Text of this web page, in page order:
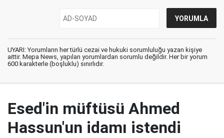
UYARI: Yorumların her türlü cezai ve hukuki sorumluluğu yazan kişiye
aittir. Mepa News, yapılan yorumlardan sorumlu değildir. Her bir yorum
600 karakterle (boşluklu) sınırlıdır.
Esed'in müftüsü Ahmed
Hassun'un idamı istendi